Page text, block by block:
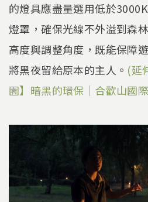
的燈具應盡量選用低於
燈罩，確保光線不外溢到森
高度與調整角度，既能保障
將黑夜留給原本的主人。 (延
園】暗黑的環保｜合歡山國